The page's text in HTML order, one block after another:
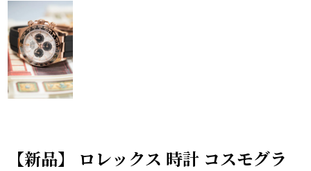
【新品】 ロレックス 時計 コスモグラ